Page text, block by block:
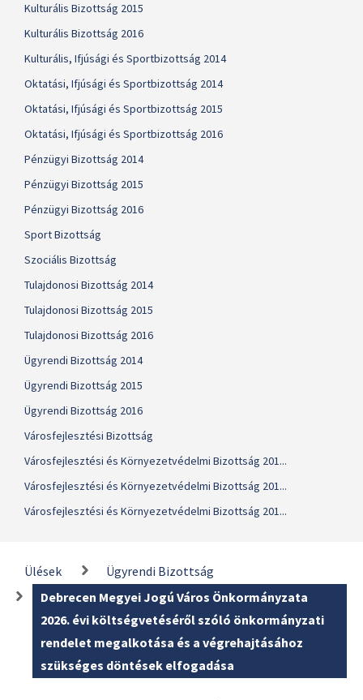
Kulturális Bizottság 2015
Kulturális Bizottság 2016
Kulturális, Ifjúsági és Sportbizottság 2014
Oktatási, Ifjúsági és Sportbizottság 2014
Oktatási, Ifjúsági és Sportbizottság 2015
Oktatási, Ifjúsági és Sportbizottság 2016
Pénzügyi Bizottság 2014
Pénzügyi Bizottság 2015
Pénzügyi Bizottság 2016
Sport Bizottság
Szociális Bizottság
Tulajdonosi Bizottság 2014
Tulajdonosi Bizottság 2015
Tulajdonosi Bizottság 2016
Ügyrendi Bizottság 2014
Ügyrendi Bizottság 2015
Ügyrendi Bizottság 2016
Városfejlesztési Bizottság
Városfejlesztési és Környezetvédelmi Bizottság 201...
Városfejlesztési és Környezetvédelmi Bizottság 201...
Városfejlesztési és Környezetvédelmi Bizottság 201...
Ülések
Ügyrendi Bizottság
Debrecen Megyei Jogú Város Önkormányzata
2026. évi költségvetéséről szóló önkormányzati
rendelet megalkotása és a végrehajtásához
szükséges döntések elfogadása